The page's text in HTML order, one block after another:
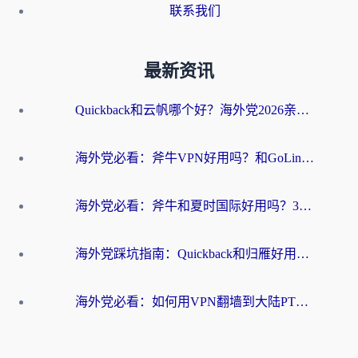
联系我们
最新资讯
Quickback和云帆哪个好？海外党2026亲测指南：选对加速器大陆工具，无缝刷国内剧玩国服
海外党必看：斧牛VPN好用吗？和GoLinkVPN对比哪个回国效果更好？
海外党必看：斧牛和夏时国际好用吗？3步选对回国加速器，无缝刷国内资源
海外党踩坑指南：Quickback和归雁好用吗？选对加速器才能无缝刷国内资源
海外党必看：如何用VPN翻墙到大陆PTT？一篇解决你所有回国加速痛点